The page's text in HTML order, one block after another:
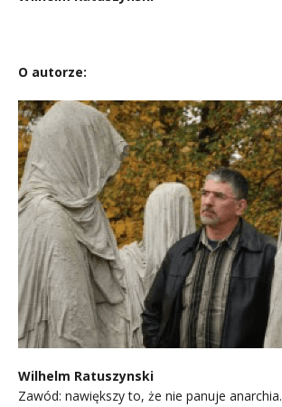
O autorze:
Wilhelm Ratuszynski
Zawód: nawiększy to, że nie panuje anarchia.